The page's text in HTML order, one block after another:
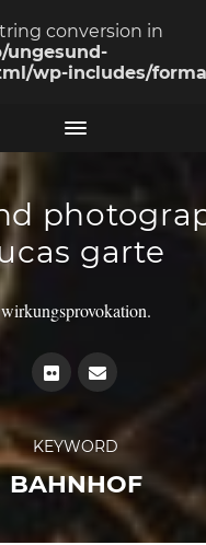
conversion in
ungesund-
wp-includes/
garte
wirkungsprovokation.
KEYWORD
BAHNHOF